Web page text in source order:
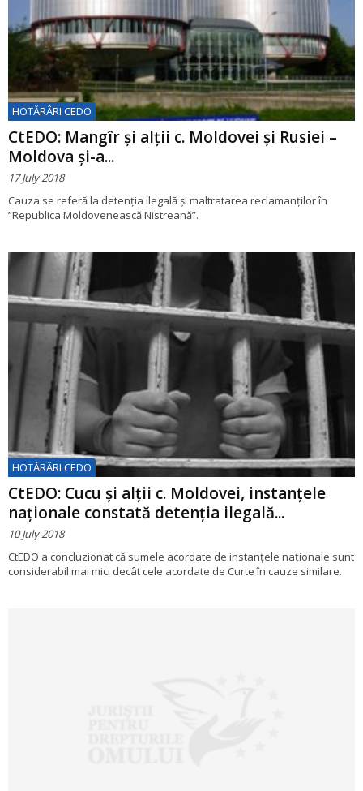
HOTĂRÂRI CEDO
CtEDO: Mangîr și alții c. Moldovei și Rusiei –
Moldova și-a...
17 July 2018
Cauza se referă la detenția ilegală și maltratarea reclamanților în
”Republica Moldovenească Nistreană”.
HOTĂRÂRI CEDO
CtEDO: Cucu şi alţii c. Moldovei, instanțele
naționale constată detenția ilegală...
10 July 2018
CtEDO a concluzionat că sumele acordate de instanţele naţionale sunt
considerabil mai mici decât cele acordate de Curte în cauze similare.